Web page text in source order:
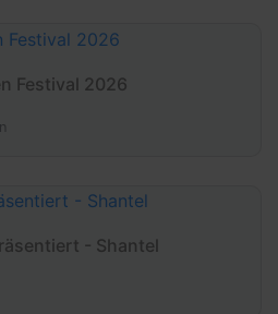
Festival 2026
- Shantel